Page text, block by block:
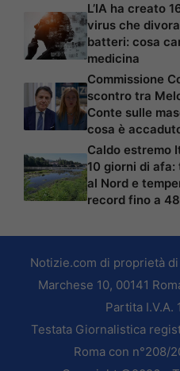
L’IA ha creato
virus che
batteri: cosa
medicina
Commissione
scontro tra
Conte sulle
cosa è
Caldo estremo
10 giorni di afa:
al Nord e
record fino a
Notizie.com di proprietà
Marchese 10, 00141
Partita I.V.A.
Testata Giornalistica
Roma con n°208/